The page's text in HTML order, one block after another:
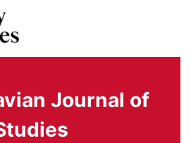
Journal of